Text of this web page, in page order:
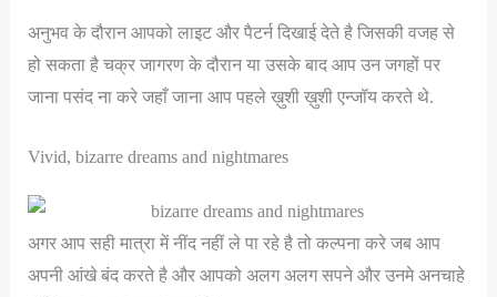
अनुभव के दौरान आपको लाइट और पैटर्न दिखाई देते है जिसकी वजह से
हो सकता है चक्र जागरण के दौरान या उसके बाद आप उन जगहों पर
जाना पसंद ना करे जहाँ जाना आप पहले ख़ुशी ख़ुशी एन्जॉय करते थे.
Vivid, bizarre dreams and nightmares
अगर आप सही मात्रा में नींद नहीं ले पा रहे है तो कल्पना करे जब आप
अपनी आंखे बंद करते है और आपको अलग अलग सपने और उनमे अनचाहे